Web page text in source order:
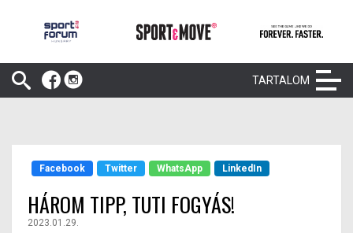
TARTALOM
Facebook Twitter WhatsApp LinkedIn
HÁROM TIPP, TUTI FOGYÁS!
2023.01.29.